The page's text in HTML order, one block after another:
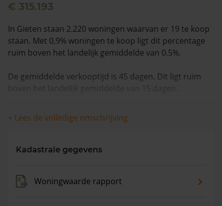
€ 315.193
In Gieten staan 2.220 woningen waarvan er 19 te koop
staan. Met 0,9% woningen te koop ligt dit percentage
ruim boven het landelijk gemiddelde van 0.5%.
De gemiddelde verkooptijd is 45 dagen. Dit ligt ruim
boven het landelijk gemiddelde van 15 dagen.
Wanneer we naar de laatste 12 maanden kijken
worden appartementen gemiddeld voor €249.000
gemiddelde vraagprijs is €487.868. In de afgelopen 12
+ Lees de volledige omschrijving
Kadastrale gegevens
Woningwaarde rapport